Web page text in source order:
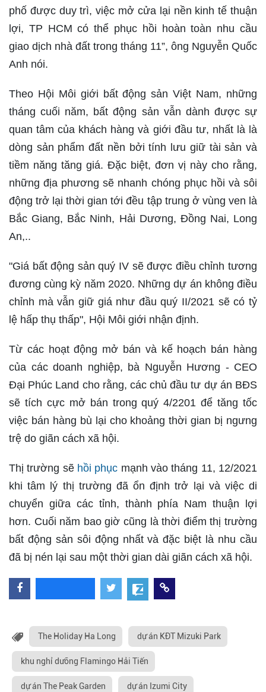
phố được duy trì, việc mở cửa lại nền kinh tế thuận
lợi, TP HCM có thể phục hồi hoàn toàn nhu cầu
giao dịch nhà đất trong tháng 11”, ông Nguyễn Quốc
Anh nói.
Theo Hội Môi giới bất động sản Việt Nam, những
tháng cuối năm, bất động sản vẫn dành được sự
quan tâm của khách hàng và giới đầu tư, nhất là là
dòng sản phẩm đất nền bởi tính lưu giữ tài sản và
tiềm năng tăng giá. Đặc biệt, đơn vị này cho rằng,
những địa phương sẽ nhanh chóng phục hồi và sôi
động trở lại thời gian tới đều tập trung ở vùng ven là
Bắc Giang, Bắc Ninh, Hải Dương, Đồng Nai, Long
An,..
"Giá bất động sản quý IV sẽ được điều chỉnh tương
đương cùng kỳ năm 2020. Những dự án không điều
chỉnh mà vẫn giữ giá như đầu quý II/2021 sẽ có tỷ
lệ hấp thụ thấp", Hội Môi giới nhận định.
Từ các hoạt động mở bán và kế hoạch bán hàng
của các doanh nghiệp, bà Nguyễn Hương - CEO
Đại Phúc Land cho rằng, các chủ đầu tư dự án BĐS
sẽ tích cực mở bán trong quý 4/2201 để tăng tốc
việc bán hàng bù lại cho khoảng thời gian bị ngưng
trệ do giãn cách xã hội.
Thị trường sẽ hồi phục mạnh vào tháng 11, 12/2021
khi tâm lý thị trường đã ổn định trở lại và việc di
chuyển giữa các tỉnh, thành phía Nam thuận lợi
hơn. Cuối năm bao giờ cũng là thời điểm thị trường
bất động sản sôi động nhất và đặc biệt là nhu cầu
đã bị nén lại sau một thời gian dài giãn cách xã hội.
The Holiday Ha Long dự án KĐT Mizuki Park
khu nghỉ dưỡng Flamingo Hải Tiến
dự án The Peak Garden dự án Izumi City